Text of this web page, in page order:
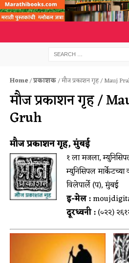
Home/प्रकाशक/ मौज प्रकाशन गृह / Mauj
मौज प्रकाशन गृह /
Gruh
मौज प्रकाशन गृह, मुंबई
१ ला मजला,
म्युनिसिपल मार्केटच्या
विलेपार्ले (प), मुंबई
इ-मेल :
दूरध्वनी :(०२२)